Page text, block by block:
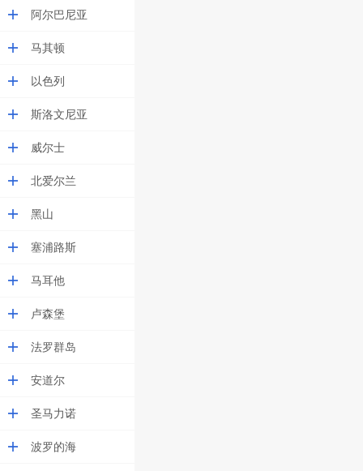
阿尔巴尼亚
马其顿
以色列
斯洛文尼亚
威尔士
北爱尔兰
黑山
塞浦路斯
马耳他
卢森堡
法罗群岛
安道尔
圣马力诺
波罗的海